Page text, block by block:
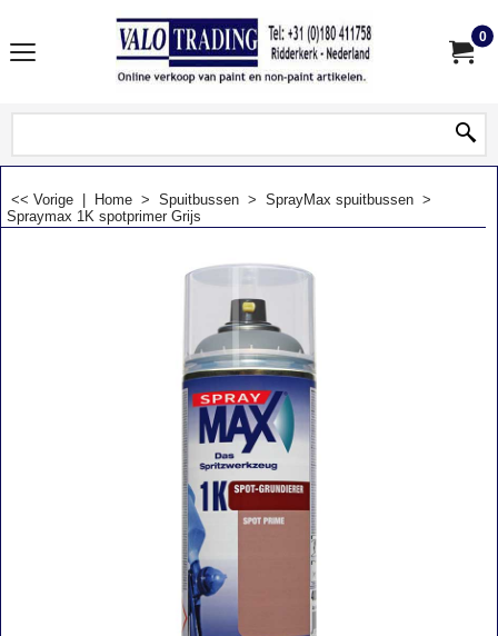
0
<< Vorige Home > Spuitbussen > SprayMax spuitbussen >
Spraymax 1K spotprimer Grijs